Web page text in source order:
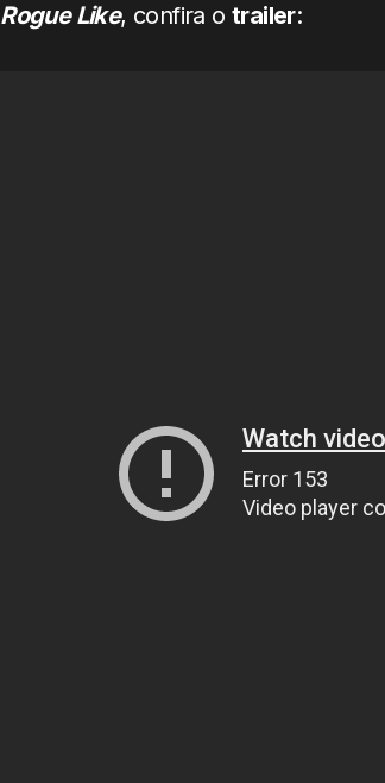
Rogue Like, confira otrailer: